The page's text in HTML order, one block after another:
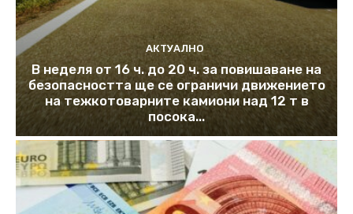
АКТУАЛНО
В неделя от 16 ч. до 20 ч. за повишаване на
безопасността ще се ограничи движението
на тежкотоварните камиони над 12 т в
посока...